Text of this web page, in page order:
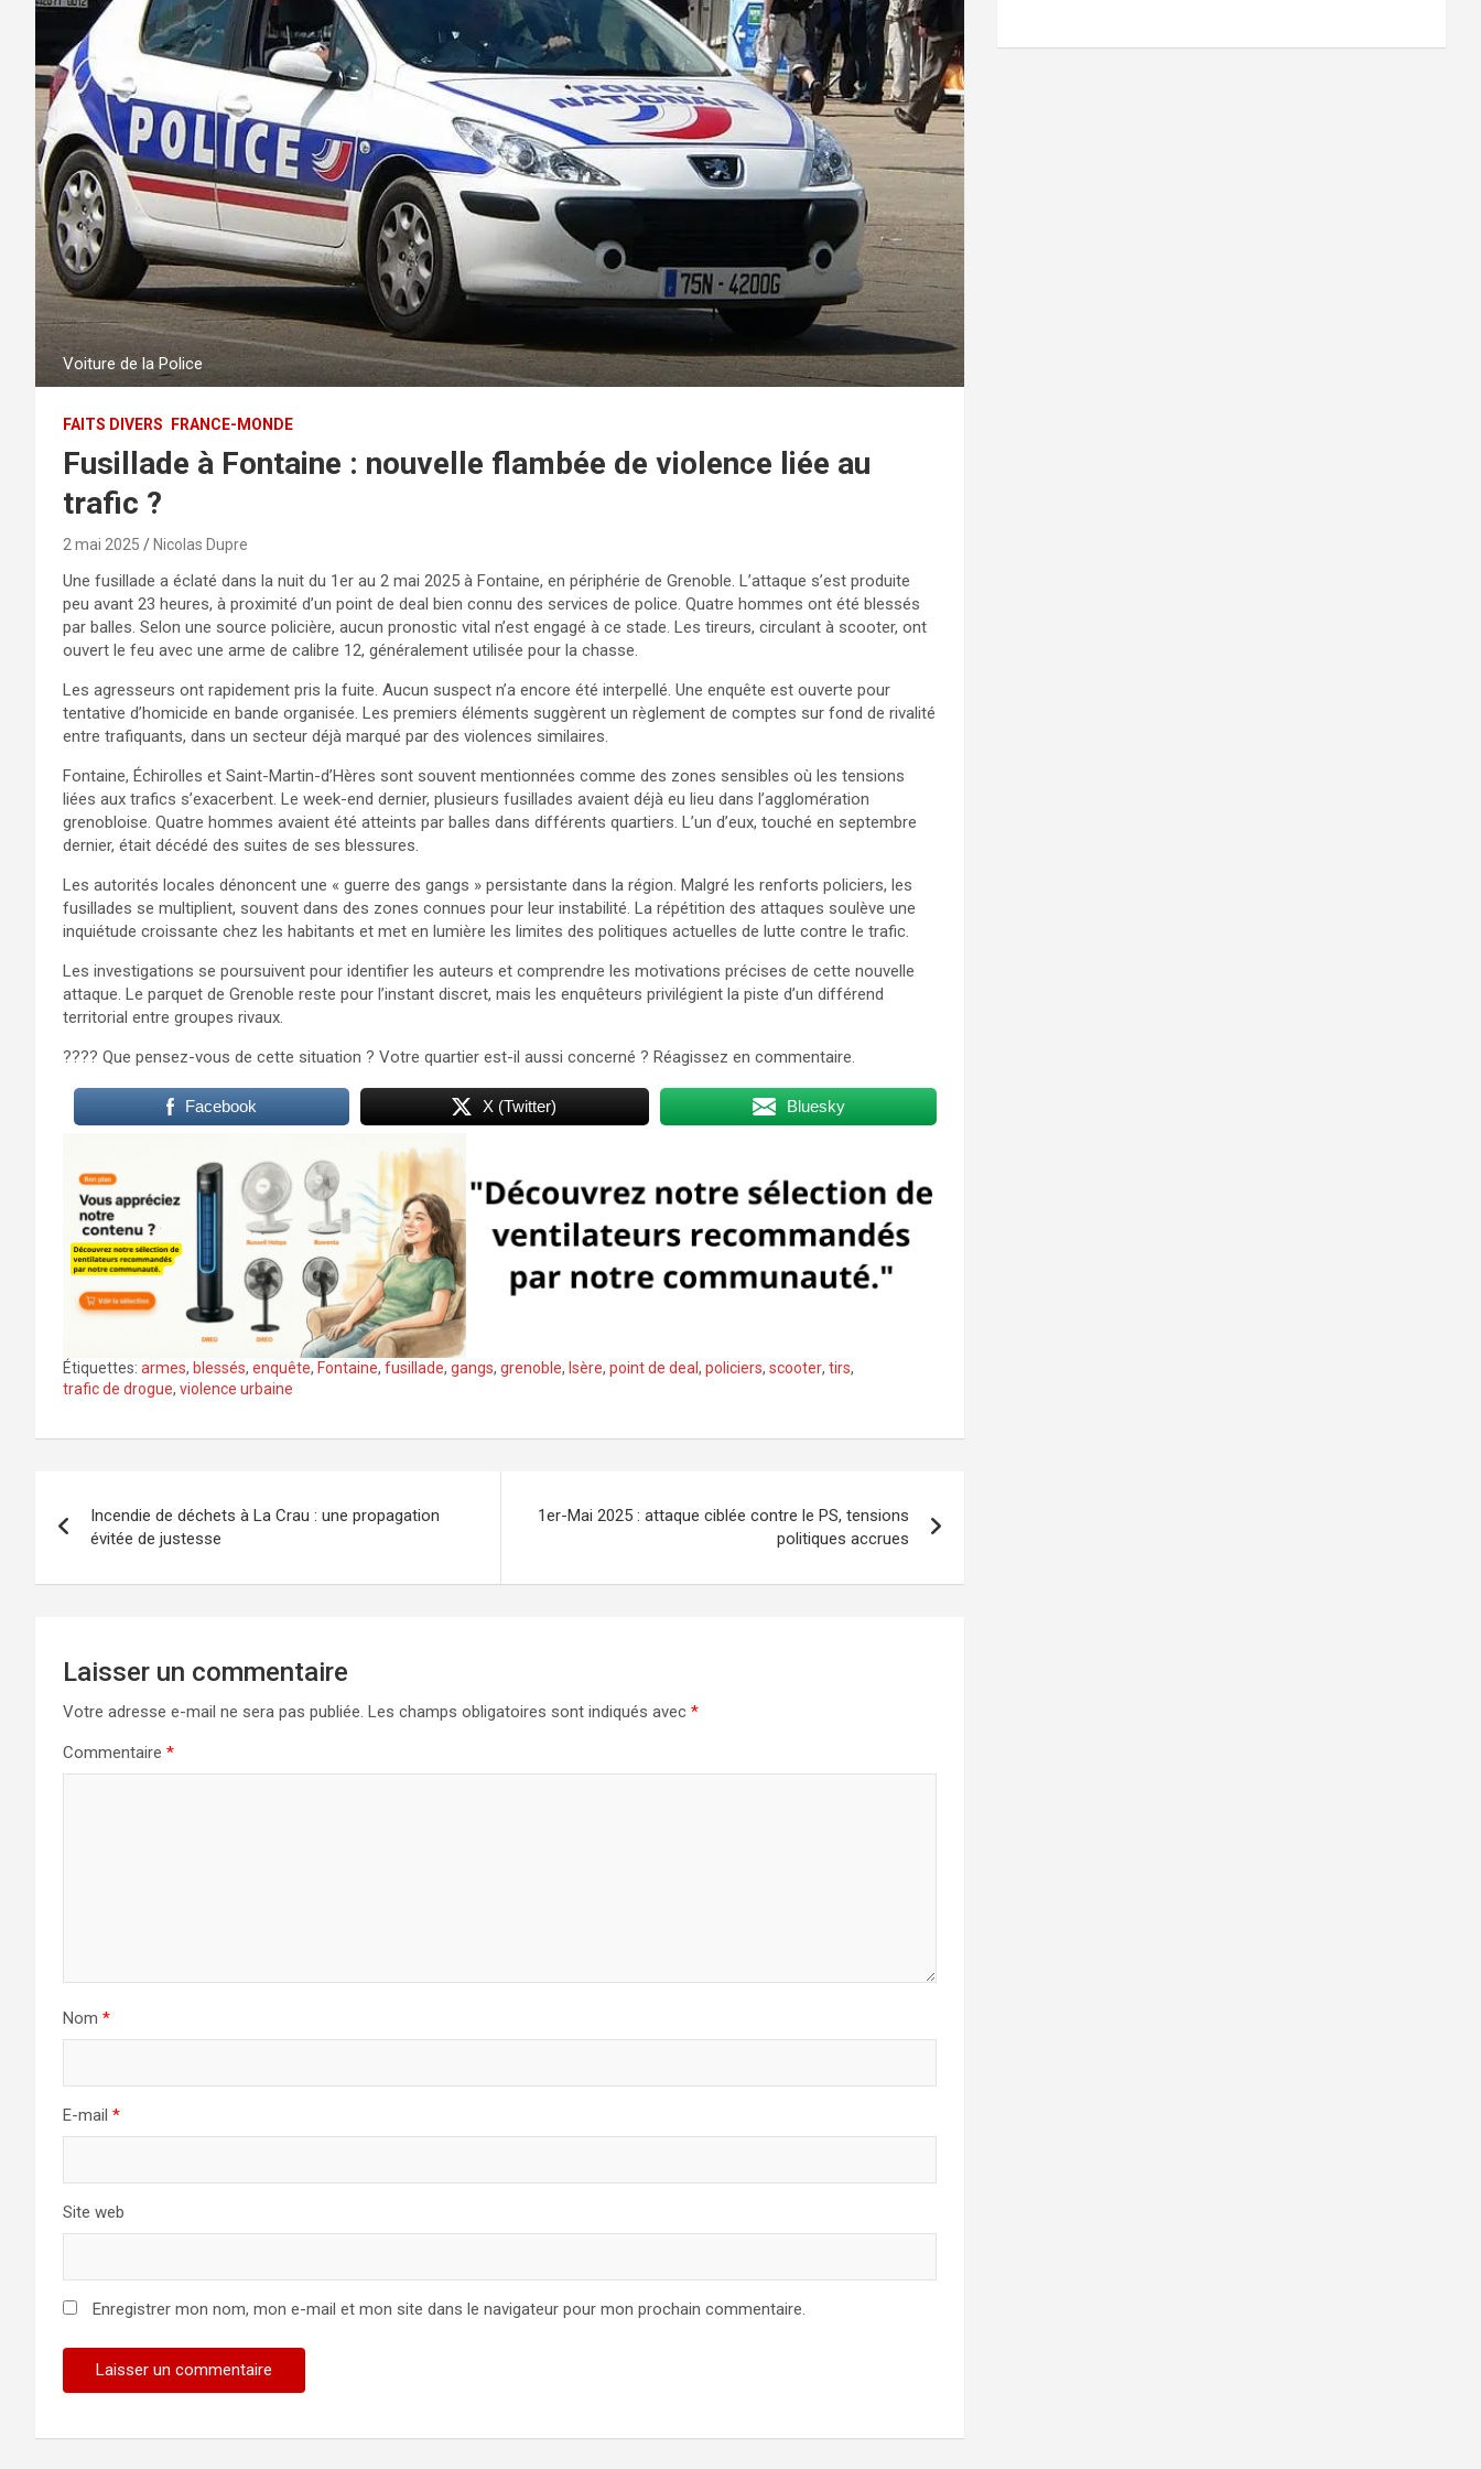
Voiture de la Police
FAITS DIVERS FRANCE-MONDE
Fusillade à Fontaine : nouvelle flambée de violence liée au
trafic ?
2 mai 2025 Nicolas Dupre
Une fusillade a éclaté dans la nuit du 1er au 2 mai 2025 à Fontaine, en périphérie de Grenoble. L’attaque s’est produite
peu avant 23 heures, à proximité d’un point de deal bien connu des services de police. Quatre hommes ont été blessés
par balles. Selon une source policière, aucun pronostic vital n’est engagé à ce stade. Les tireurs, circulant à scooter, ont
ouvert le feu avec une arme de calibre 12, généralement utilisée pour la chasse.
Les agresseurs ont rapidement pris la fuite. Aucun suspect n’a encore été interpellé. Une enquête est ouverte pour
tentative d’homicide en bande organisée. Les premiers éléments suggèrent un règlement de comptes sur fond de rivalité
entre trafiquants, dans un secteur déjà marqué par des violences similaires.
Fontaine, Échirolles et Saint-Martin-d’Hères sont souvent mentionnées comme des zones sensibles où les tensions
liées aux trafics s’exacerbent. Le week-end dernier, plusieurs fusillades avaient déjà eu lieu dans l’agglomération
grenobloise. Quatre hommes avaient été atteints par balles dans différents quartiers. L’un d’eux, touché en septembre
dernier, était décédé des suites de ses blessures.
Les autorités locales dénoncent une « guerre des gangs » persistante dans la région. Malgré les renforts policiers, les
fusillades se multiplient, souvent dans des zones connues pour leur instabilité. La répétition des attaques soulève une
inquiétude croissante chez les habitants et met en lumière les limites des politiques actuelles de lutte contre le trafic.
Les investigations se poursuivent pour identifier les auteurs et comprendre les motivations précises de cette nouvelle
attaque. Le parquet de Grenoble reste pour l’instant discret, mais les enquêteurs privilégient la piste d’un différend
territorial entre groupes rivaux.
???? Que pensez-vous de cette situation ? Votre quartier est-il aussi concerné ? Réagissez en commentaire.
Facebook X (Twitter) Bluesky
Étiquettes: armes, blessés, enquête, Fontaine, fusillade, gangs, grenoble, Isère, point de deal, policiers, scooter, tirs,
trafic de drogue, violence urbaine
de
l’article
Incendie de déchets à La Crau : une propagation
évitée de justesse
1er-Mai 2025 : attaque ciblée contre le PS, tensions
politiques accrues
Laisser un commentaire
Votre adresse e-mail ne sera pas publiée. Les champs obligatoires sont indiqués avec *
Commentaire *
Nom *
E-mail *
Site web
Enregistrer mon nom, mon e-mail et mon site dans le navigateur pour mon prochain commentaire.